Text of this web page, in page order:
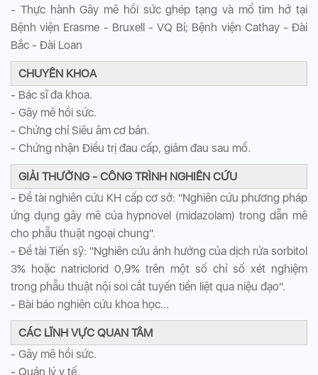
- Thực hành Gây mê hồi sức ghép tạng và mổ tim hở tại
Bệnh viện Erasme - Bruxell - VQ Bỉ; Bệnh viện Cathay - Đài
Bắc - Đài Loan
CHUYÊN KHOA
- Bác sĩ đa khoa.
- Gây mê hồi sức.
- Chứng chỉ Siêu âm cơ bản.
- Chứng nhận Điều trị đau cấp, giảm đau sau mổ.
GIẢI THƯỞNG - CÔNG TRÌNH NGHIÊN CỨU
- Đề tài nghiên cứu KH cấp cơ sở: "Nghiên cứu phương pháp
ứng dụng gây mê của hypnovel (midazolam) trong dẫn mê
cho phẫu thuật ngoại chung".
- Đề tài Tiến sỹ: "Nghiên cứu ảnh hưởng của dịch rửa sorbitol
3% hoặc natriclorid 0,9% trên một số chỉ số xét nghiệm
trong phẫu thuật nội soi cắt tuyến tiền liệt qua niệu đạo".
- Bài báo nghiên cứu khoa học...
CÁC LĨNH VỰC QUAN TÂM
- Gây mê hồi sức.
- Quản lý y tế.